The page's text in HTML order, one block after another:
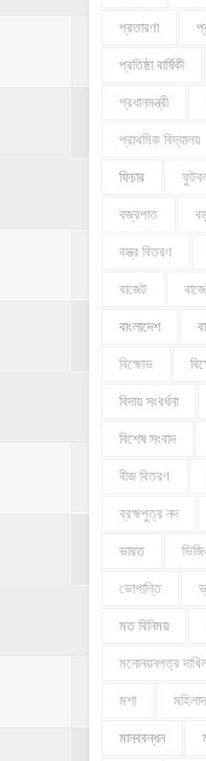
প্রতারণা
প্রতিষ্ঠা বার্ষিকী
প্রধানমন্ত্রী
প্রাথমিক বিদ্যালয়
ফিচার
বজ্রপাত
বস্ত্র বিতরণ
বাজেট
বাংলাদেশ
বিক্ষোভ
বিদায় সংবর্ধনা
বিশেষ সংবাদ
বীজ বিতরণ
ব্রহ্মপুত্র নদ
ভারত
ভোগান্তি
মত বিনিময়
মনোনয়নপত্র
মশা
মানববন্ধন